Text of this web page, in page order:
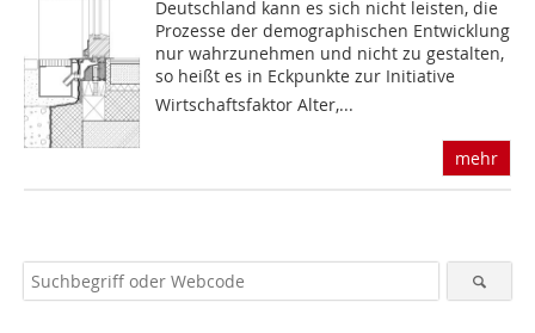
Deutschland kann es sich nicht leisten, die
Prozesse der demographischen Entwicklung
nur wahrzunehmen und nicht zu gestalten,
so heißt es in Eckpunkte zur Initiative
Wirtschaftsfaktor Alter,...
mehr